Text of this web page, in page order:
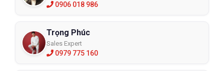
0906 018 986
Trọng Phúc
Sales Expert
0979 775 160